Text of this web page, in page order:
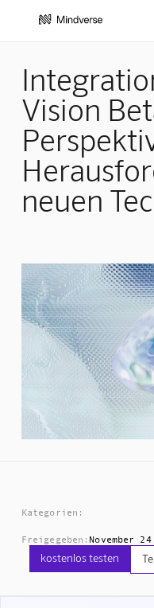
Vision
neuen
Kategorien:
Freigegeben: November
kostenlos testen